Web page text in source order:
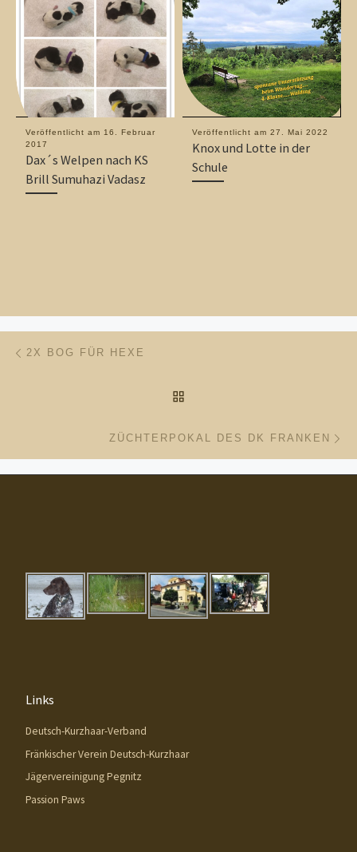
Veröffentlicht am 16. Februar
2017
Dax´s Welpen nach KS
Brill Sumuhazi Vadasz
Veröffentlicht am 27. Mai 2022
Knox und Lotte in der
Schule
Beitragsnavigation
2X BOG FÜR HEXE
ZÜCHTERPOKAL DES DK FRANKEN
Links
Deutsch-Kurzhaar-Verband
Fränkischer Verein Deutsch-Kurzhaar
Jägervereinigung Pegnitz
Passion Paws